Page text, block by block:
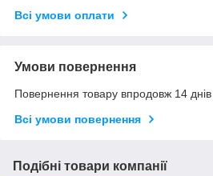
Всі умови оплати
Умови повернення
Повернення товару впродовж 14
Всі умови повернення
Подібні товари компанії